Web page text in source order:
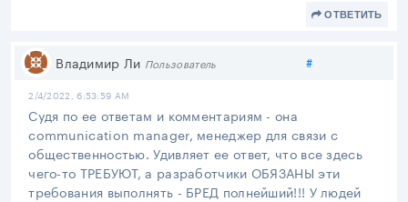
ОТВЕТИТЬ
Владимир Ли Пользователь #Поделиться
2/4/2022, 6:53:59 AM
Судя по ее ответам и комментариям - она
communication manager, менеджер для связи с
общественностью. Удивляет ее ответ, что все здесь
чего-то ТРЕБУЮТ, а разработчики ОБЯЗАНЫ эти
требования выполнять - БРЕД полнейший!!! У людей